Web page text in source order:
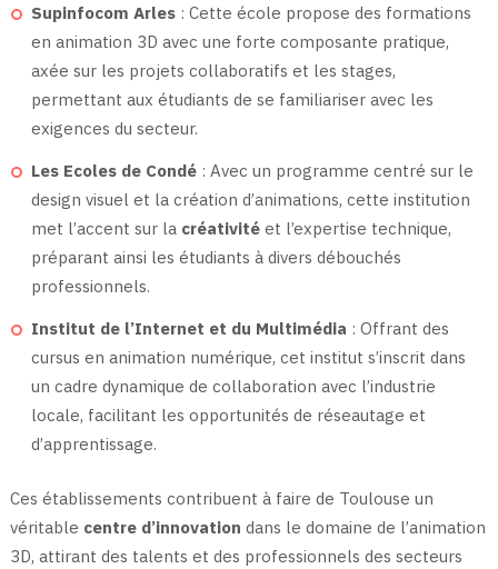
Supinfocom Arles : Cette école propose des formations
en animation 3D avec une forte composante pratique,
axée sur les projets collaboratifs et les stages,
permettant aux étudiants de se familiariser avec les
exigences du secteur.
Les Ecoles de Condé : Avec un programme centré sur le
design visuel et la création d’animations, cette institution
met l’accent sur la créativité et l’expertise technique,
préparant ainsi les étudiants à divers débouchés
professionnels.
Institut de l’Internet et du Multimédia : Offrant des
cursus en animation numérique, cet institut s’inscrit dans
un cadre dynamique de collaboration avec l’industrie
locale, facilitant les opportunités de réseautage et
d’apprentissage.
Ces établissements contribuent à faire de Toulouse un
véritable centre d’innovation dans le domaine de l’animation
3D, attirant des talents et des professionnels des secteurs